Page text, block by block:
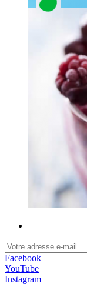
Facebook
YouTube
Instagram